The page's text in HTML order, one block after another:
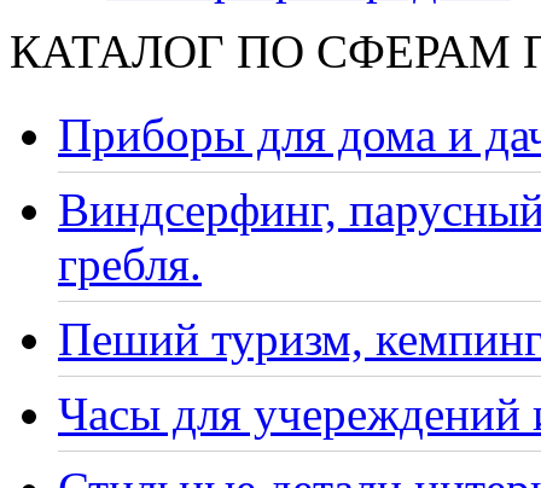
КАТАЛОГ ПО СФЕРАМ
Приборы для дома и
Виндсерфинг,
гребля.
Пеший туризм,
Часы для учереждений